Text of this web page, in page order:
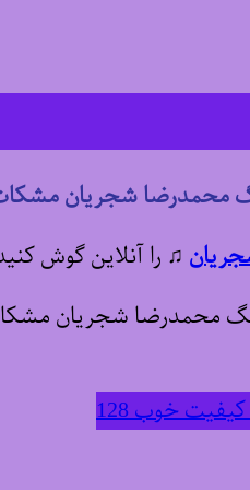
محمدرضا شجریان
♫ را آنلاین گوش
خوب 128